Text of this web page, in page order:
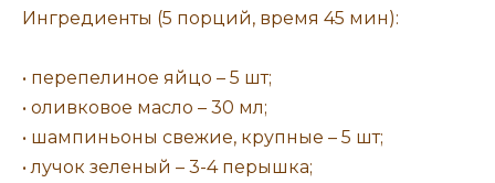
Ингредиенты (5 порций, время 45 мин):
• перепелиное яйцо – 5 шт;
• оливковое масло – 30 мл;
• шампиньоны свежие, крупные – 5 шт;
• лучок зеленый – 3-4 перышка;